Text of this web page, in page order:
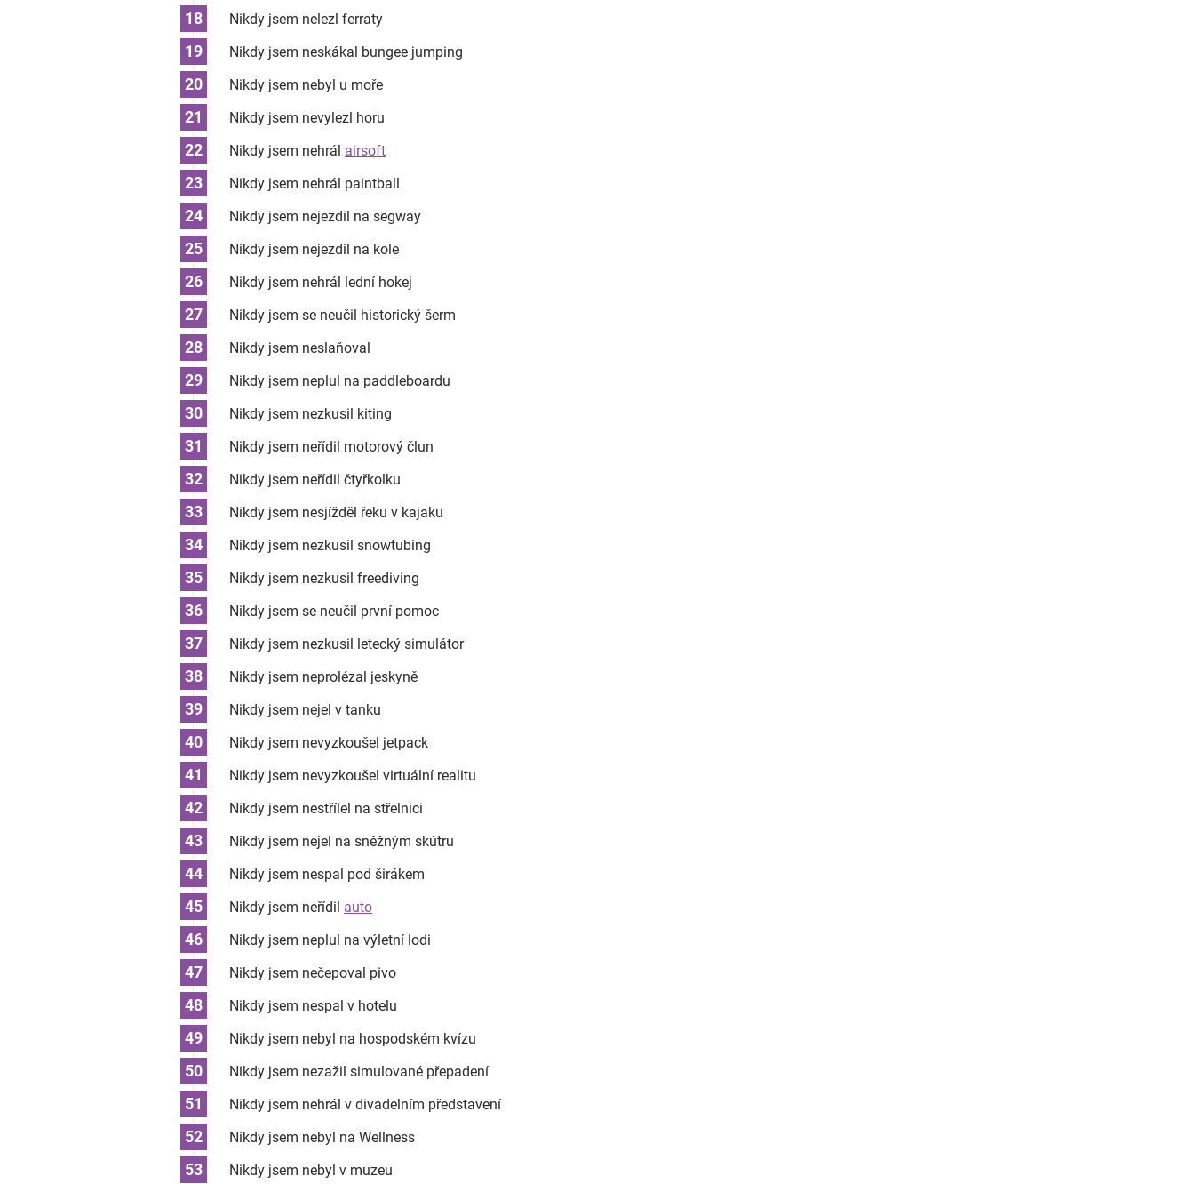
Nikdy jsem nelezl ferraty
Nikdy jsem neskákal bungee jumping
Nikdy jsem nebyl u moře
Nikdy jsem nevylezl horu
Nikdy jsem nehrál airsoft
Nikdy jsem nehrál paintball
Nikdy jsem nejezdil na segway
Nikdy jsem nejezdil na kole
Nikdy jsem nehrál lední hokej
Nikdy jsem se neučil historický šerm
Nikdy jsem neslaňoval
Nikdy jsem neplul na paddleboardu
Nikdy jsem nezkusil kiting
Nikdy jsem neřídil motorový člun
Nikdy jsem neřídil čtyřkolku
Nikdy jsem nesjížděl řeku v kajaku
Nikdy jsem nezkusil snowtubing
Nikdy jsem nezkusil freediving
Nikdy jsem se neučil první pomoc
Nikdy jsem nezkusil letecký simulátor
Nikdy jsem neprolézal jeskyně
Nikdy jsem nejel v tanku
Nikdy jsem nevyzkoušel jetpack
Nikdy jsem nevyzkoušel virtuální realitu
Nikdy jsem nestřílel na střelnici
Nikdy jsem nejel na sněžným skútru
Nikdy jsem nespal pod širákem
Nikdy jsem neřídil auto
Nikdy jsem neplul na výletní lodi
Nikdy jsem nečepoval pivo
Nikdy jsem nespal v hotelu
Nikdy jsem nebyl na hospodském kvízu
Nikdy jsem nezažil simulované přepadení
Nikdy jsem nehrál v divadelním představení
Nikdy jsem nebyl na Wellness
Nikdy jsem nebyl v muzeu